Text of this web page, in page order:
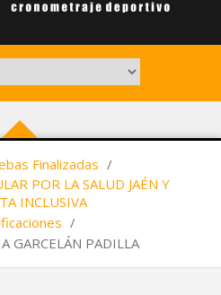
Finalizadas /
POR LA SALUD JAÉN Y
INCLUSIVA
/
GARCELÁN PADILLA